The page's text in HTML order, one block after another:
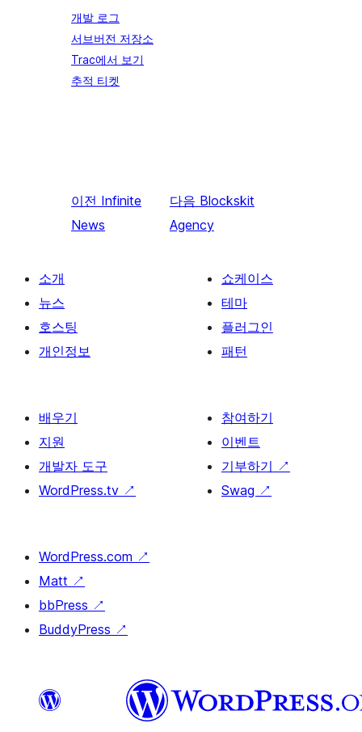
개발 로그
서브버전 저장소
Trac에서 보기
추적 티켓
이전 Infinite
News
다음 Blockskit
Agency
소개
뉴스
호스팅
개인정보
쇼케이스
테마
플러그인
패턴
배우기
지원
개발자 도구
WordPress.tv ↗
참여하기
이벤트
기부하기 ↗
Swag ↗
WordPress.com ↗
Matt ↗
bbPress ↗
BuddyPress ↗